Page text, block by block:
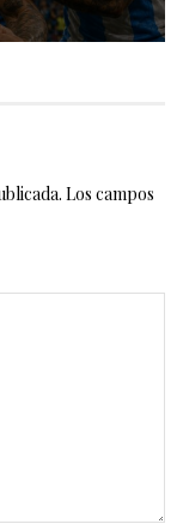
Los campos